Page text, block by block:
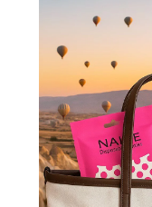
อาทิตย์ที่
ใช้กับผ้าอ
ได้ค่ะ เนื้อ
ชั้นในปกติ
เก็บได้นา
แต่ละชิ้นผ
หรือปีหน้